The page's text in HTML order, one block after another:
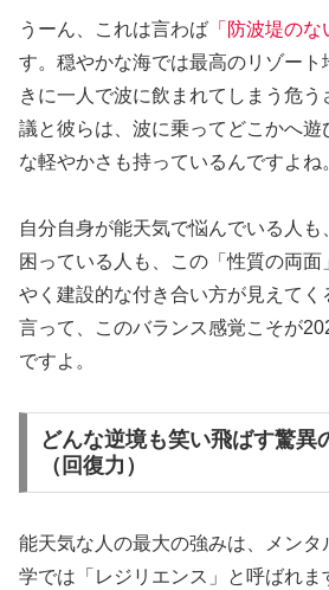
うーん、これは言わば 「防波堤のな
す。穏やかな海では最高のリゾート
きに一人で波に飲まれてしまう危
議と彼らは、波に乗ってどこかへ遊
な軽やかさも持っているんですよね
自分自身が能天気で悩んでいる人
困っている人も、この「性質の両面
やく建設的な付き合い方が見えてく
言って、このバランス感覚こそが
ですよ。
どんな逆境も笑い飛ばす驚異
（回復力）
能天気な人の最大の強みは、メンタ
学では「 レジリエンス 」と呼ばれ